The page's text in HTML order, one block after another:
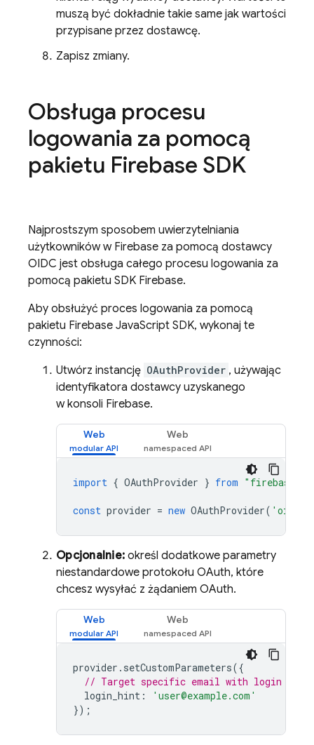
muszą być dokładnie takie same jak wartości
przypisane przez dostawcę.
Zapisz zmiany.
Obsługa procesu
logowania za pomocą
pakietu Firebase SDK
Najprostszym sposobem uwierzytelniania
użytkowników w Firebase za pomocą dostawcy
OIDC jest obsługa całego procesu logowania za
pomocą pakietu SDK Firebase.
Aby obsłużyć proces logowania za pomocą
pakietu Firebase JavaScript SDK, wykonaj te
czynności:
Utwórz instancję OAuthProvider , używając
identyfikatora dostawcy uzyskanego
w konsoli Firebase.
Web Web
import { OAuthProvider } from "firebase/
const provider = new OAuthProvider(
Opcjonalnie: określ dodatkowe parametry
niestandardowe protokołu OAuth, które
chcesz wysyłać z żądaniem OAuth.
Web Web
provider . setCustomParameters({
// Target specific email with login
login_hint :
'user@example.com'
});